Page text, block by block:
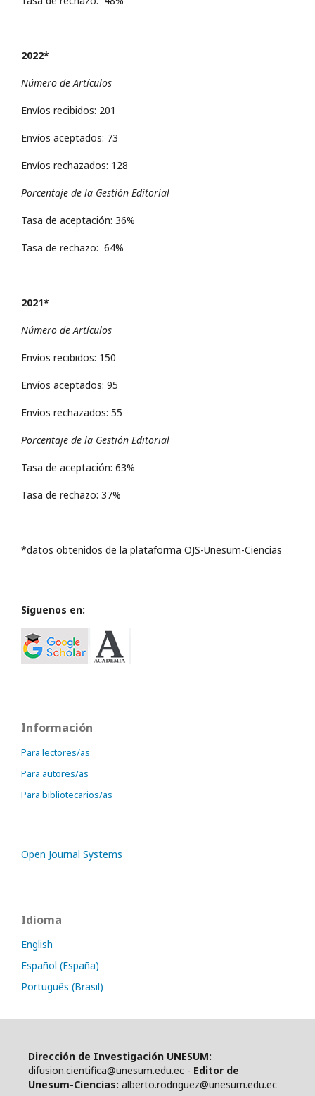
2022*
Número de Artículos
Envíos recibidos: 201
Envíos aceptados: 73
Envíos rechazados: 128
Porcentaje de la Gestión Editorial
Tasa de aceptación: 36%
Tasa de rechazo: 64%
2021*
Número de Artículos
Envíos recibidos: 150
Envíos aceptados: 95
Envíos rechazados: 55
Porcentaje de la Gestión Editorial
Tasa de aceptación: 63%
Tasa de rechazo: 37%
*datos obtenidos de la plataforma OJS-Unesum-Ciencias
Síguenos en:
Información
Para lectores/as
Para autores/as
Para bibliotecarios/as
Open Journal Systems
Idioma
English
Español (España)
Português (Brasil)
Dirección de Investigación UNESUM:
difusion.cientifica@unesum.edu.ec - Editor de
Unesum-Ciencias: alberto.rodriguez@unesum.edu.ec